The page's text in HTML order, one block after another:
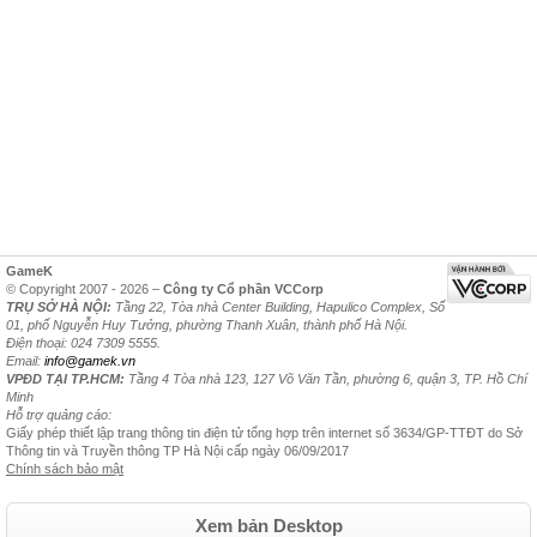
GameK
© Copyright 2007 - 2026 – Công ty Cổ phần VCCorp
TRỤ SỞ HÀ NỘI: Tầng 22, Tòa nhà Center Building, Hapulico Complex, Số
01, phố Nguyễn Huy Tưởng, phường Thanh Xuân, thành phố Hà Nội.
Điện thoại: 024 7309 5555.
Email: info@gamek.vn
VPĐD TẠI TP.HCM: Tầng 4 Tòa nhà 123, 127 Võ Văn Tần, phường 6, quận 3, TP. Hồ Chí
Minh
Hỗ trợ quảng cáo:
Giấy phép thiết lập trang thông tin điện tử tổng hợp trên internet số 3634/GP-TTĐT do Sở
Thông tin và Truyền thông TP Hà Nội cấp ngày 06/09/2017
Chính sách bảo mật
Xem bản Desktop